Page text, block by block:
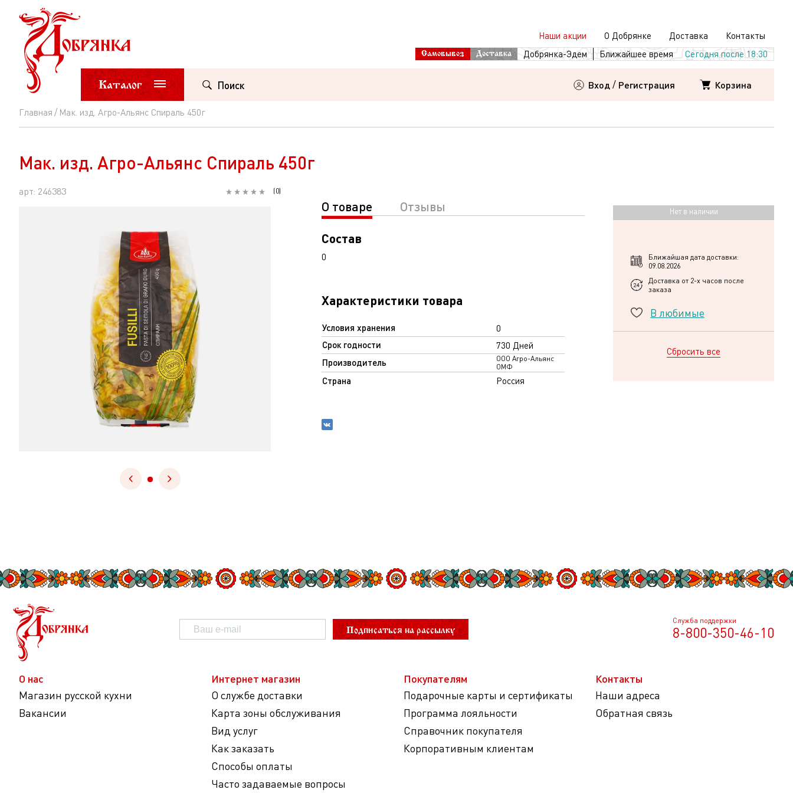
Наши акции О Добрянке Доставка Контакты
Самовывоз Доставка Добрянка-Эдем Ближайшее время Сегодня после 18:30
Каталог Поиск Вход / Регистрация Корзина
Главная Мак. изд. Агро-Альянс Спираль 450г
Мак.
изд.
Агро-
Альянс
Мак. изд. Агро-Альянс Спираль 450г
арт: 246383 (0)
О товаре
Отзывы
Состав
0
Характеристики товара
Условия хранения 0
Срок годности 730 Дней
Производитель
ООО Агро-Альянс
ОМФ
Страна Россия
Нет в наличии
Ближайшая дата доставки:
09.08.2026
Доставка от 2-х часов после
заказа
В любимые
Сбросить все
Подписаться на рассылку
Служба поддержки
8-800-350-46-10
О нас
Магазин русской кухни
Вакансии
Интернет магазин
О службе доставки
Карта зоны обслуживания
Вид услуг
Как заказать
Способы оплаты
Часто задаваемые вопросы
Покупателям
Подарочные карты и сертификаты
Программа лояльности
Справочник покупателя
Корпоративным клиентам
Контакты
Наши адреса
Обратная связь